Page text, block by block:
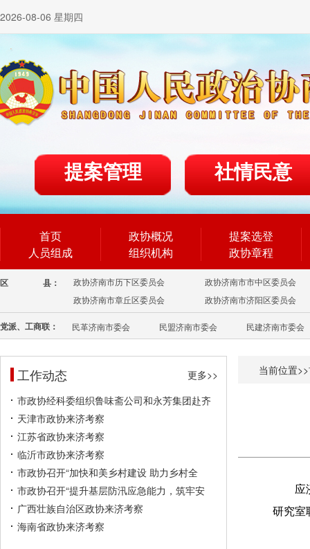
2026-08-06 星期四
提案管理 社情民意
首页
人员组成
政协概况
组织机构
提案选登
政协章程
区 县： 政协济南市历下区委员会
政协济南市市中区委员会
政协济南市章丘区委员会
政协济南市济阳区委员会
党派、工商联： 民革济南市委会 民盟济南市委会 民建济南市委会
工作动态
更多>>
市政协经科委组织鲁味斋公司和永芳集团赴齐
天津市政协来济考察
江苏省政协来济考察
临沂市政协来济考察
市政协召开“加快和美乡村建设 助力乡村全
市政协召开“提升基层防汛应急能力，筑牢安
广西壮族自治区政协来济考察
海南省政协来济考察
当前位置>>
应
研究室